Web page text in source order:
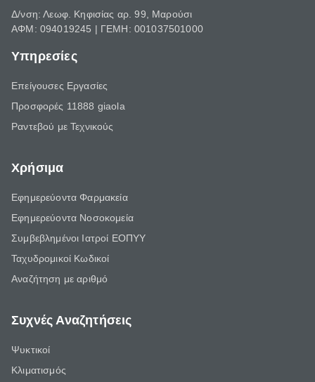
Δ/νση: Λεωφ. Κηφισίας αρ. 99, Μαρούσι
ΑΦΜ: 094019245 | ΓΕΜΗ: 001037501000
Υπηρεσίες
Επείγουσες Εργασίες
Προσφορές 11888 giaola
Ραντεβού με Τεχνικούς
Χρήσιμα
Εφημερεύοντα Φαρμακεία
Εφημερεύοντα Νοσοκομεία
Συμβεβλημένοι Ιατροί ΕΟΠΥΥ
Ταχυδρομικοί Κωδικοί
Αναζήτηση με αριθμό
Συχνές Αναζητήσεις
Ψυκτικοί
Κλιματισμός